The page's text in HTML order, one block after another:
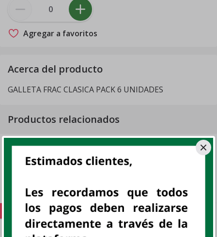
Agregar a favoritos
Acerca del producto
GALLETA FRAC CLASICA PACK 6 UNIDADES
Productos relacionados
FULL MANDARINA DP 24 UNIDADES
FULL, DISP
Oferta GALLETA CHIPS CHOCOLATE 6X34GR
DP